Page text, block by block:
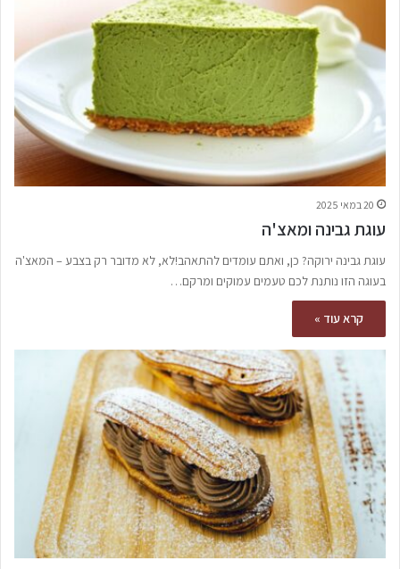
20 במאי 2025
עוגת גבינה ומאצ'ה
עוגת גבינה ירוקה? כן, ואתם עומדים להתאהב!לא, לא מדובר רק בצבע – המאצ'ה
בעוגה הזו נותנת לכם טעמים עמוקים ומרקם…
קרא עוד »